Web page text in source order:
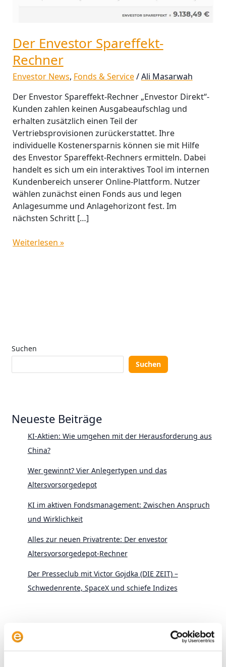
Der Envestor Spareffekt-
Rechner
Envestor News, Fonds & Service/Ali Masarwah
Der Envestor Spareffekt-Rechner „Envestor Direkt“-
Kunden zahlen keinen Ausgabeaufschlag und
erhalten zusätzlich einen Teil der
Vertriebsprovisionen zurückerstattet. Ihre
individuelle Kostenersparnis können sie mit Hilfe
des Envestor Spareffekt-Rechners ermitteln. Dabei
handelt es sich um ein interaktives Tool im internen
Kundenbereich unserer Online-Plattform. Nutzer
wählen zunächst einen Fonds aus und legen
Anlagesumme und Anlagehorizont fest. Im
nächsten Schritt […]
Weiterlesen »
Suchen
Suchen
Neueste Beiträge
KI-Aktien: Wie umgehen mit der Herausforderung aus
China?
Wer gewinnt? Vier Anlegertypen und das
Altersvorsorgedepot
KI im aktiven Fondsmanagement: Zwischen Anspruch
und Wirklichkeit
Alles zur neuen Privatrente: Der envestor
Altersvorsorgedepot-Rechner
Der Presseclub mit Victor Gojdka (DIE ZEIT) –
Schwedenrente, SpaceX und schiefe Indizes